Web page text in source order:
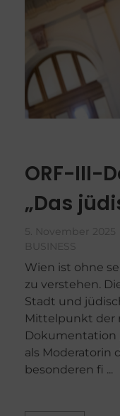
ORF-III-
„Das
5. November 2025
BUSINESS
Wien ist ohne
zu verstehen.
Stadt und
Mittelpunkt der
Dokumentation
als Moderatorin
besonderen fi ...